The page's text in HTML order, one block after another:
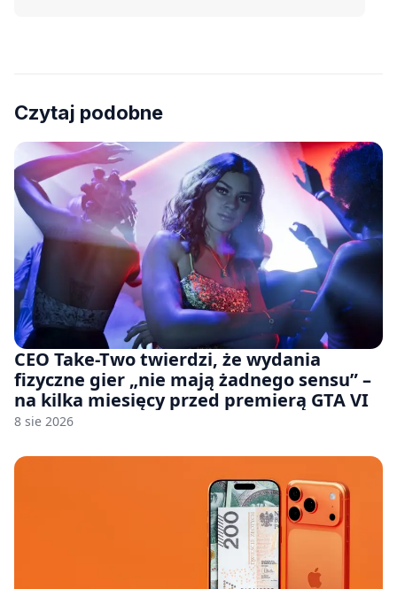
Czytaj podobne
CEO Take-Two twierdzi, że wydania
fizyczne gier „nie mają żadnego sensu” –
na kilka miesięcy przed premierą GTA VI
8 sie 2026